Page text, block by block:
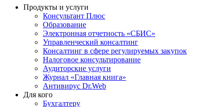
Продукты и услуги
Консультант Плюс
Образование
Электронная отчетность «СБИС»
Управленческий консалтинг
Консалтинг в сфере регулируемых закупок
Налоговое консультирование
Аудиторские услуги
Журнал «Главная книга»
Антивирус Dr.Web
Для кого
Бухгалтеру